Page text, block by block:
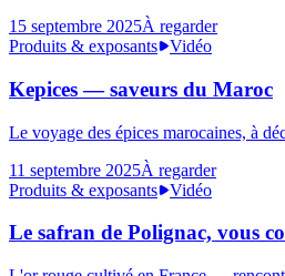
15 septembre 2025À regarder
Produits & exposants
Vidéo
Kepices — saveurs du Maroc
Le voyage des épices marocaines, à
11 septembre 2025À regarder
Produits & exposants
Vidéo
Le safran de Polignac, vous